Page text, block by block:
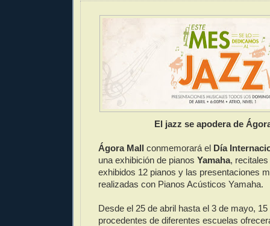
El jazz se apodera de
Ágora Mall conmemorará el Día
una exhibición de pianos Yamaha,
exhibidos 12 pianos y las presentaciones
realizadas con Pianos Acústicos Yamaha.
Desde el 25 de abril hasta el 3 de mayo,
procedentes de diferentes escuelas